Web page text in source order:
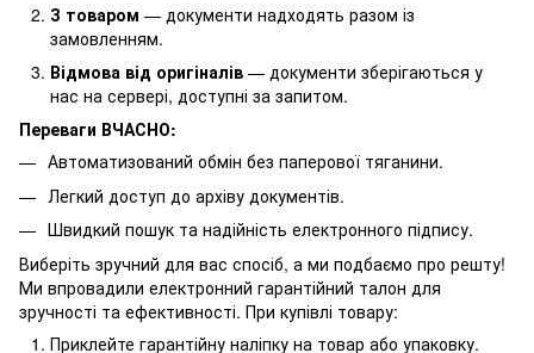
З товаром — документи надходять разом із
замовленням.
Відмова від оригіналів — документи зберігаються у
нас на сервері, доступні за запитом.
Переваги ВЧАСНО:
Автоматизований обмін без паперової тяганини.
Легкий доступ до архіву документів.
Швидкий пошук та надійність електронного підпису.
Виберіть зручний для вас спосіб, а ми подбаємо про решту!
Ми впровадили електронний гарантійний талон для
зручності та ефективності. При купівлі товару:
Приклейте гарантійну наліпку на товар або упаковку.